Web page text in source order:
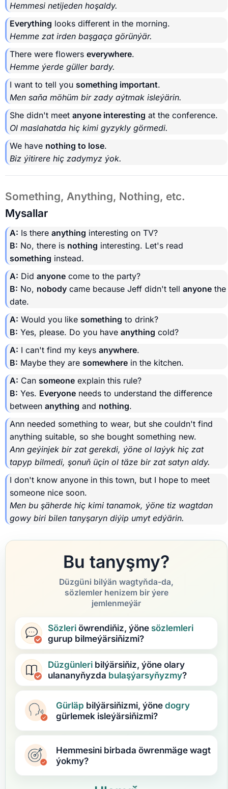
Hemmesi netijeden hoşaldy.
Everything looks different in the morning.
Hemme zat irden başgaça görünýär.
There were flowers everywhere.
Hemme ýerde güller bardy.
I want to tell you something important.
Men saňa möhüm bir zady aýtmak isleýärin.
She didn't meet anyone interesting at the conference.
Ol maslahatda hiç kimi gyzykly görmedi.
We have nothing to lose.
Biz ýitirere hiç zadymyz ýok.
Something, Anything, Nothing, etc.
Mysallar
A: Is there anything interesting on TV?
B: No, there is nothing interesting. Let's read
something instead.
A: Did anyone come to the party?
B: No, nobody came because Jeff didn't tell anyone the
date.
A: Would you like something to drink?
B: Yes, please. Do you have anything cold?
A: I can't find my keys anywhere.
B: Maybe they are somewhere in the kitchen.
A: Can someone explain this rule?
B: Yes. Everyone needs to understand the difference
between anything and nothing.
Ann needed something to wear, but she couldn't find
anything suitable, so she bought something new.
Ann geýinjek bir zat gerekdi, ýöne ol laýyk hiç zat
tapyp bilmedi, şonuň üçin ol täze bir zat satyn aldy.
I don't know anyone in this town, but I hope to meet
someone nice soon.
Men bu şäherde hiç kimi tanamok, ýöne tiz wagtdan
gowy biri bilen tanyşaryn diýip umyt edýärin.
Bu tanyşmy?
Düzgüni bilýän wagtyňda-da,
sözlemler henizem bir ýere
jemlenmeýär
Sözleriöwrendiňiz, ýöne sözlemleri
gurup bilmeýärsiňizmi?
Düzgünleri bilýärsiňiz, ýöne olary
ulananyňyzda bulaşýarsyňyzmy?
Gürläp bilýärsiňizmi, ýönedogry
gürlemek isleýärsiňizmi?
Hemmesini birbada öwrenmäge wagt
ýokmy?